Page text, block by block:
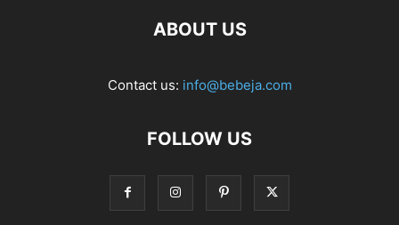
ABOUT US
Contact us: info@bebeja.com
FOLLOW US